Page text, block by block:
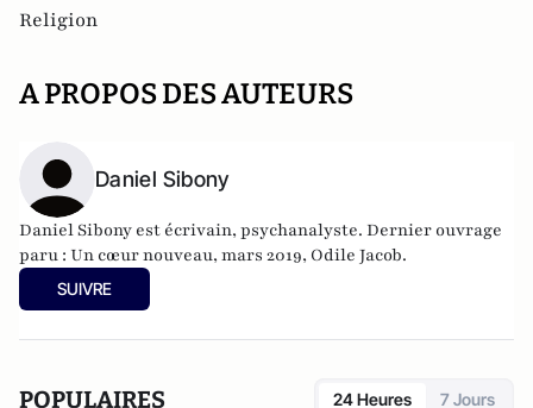
Religion
A PROPOS DES AUTEURS
Daniel Sibony
Daniel Sibony est écrivain, psychanalyste. Dernier ouvrage
paru : Un cœur nouveau, mars 2019, Odile Jacob.
SUIVRE
POPULAIRES 24 Heures 7 Jours